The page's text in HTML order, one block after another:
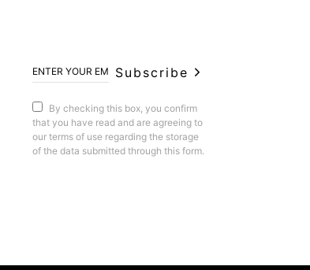
Subscribe
By checking this box, you confirm
that you have read and are agreeing to
our terms of use regarding the storage
of the data submitted through this form.